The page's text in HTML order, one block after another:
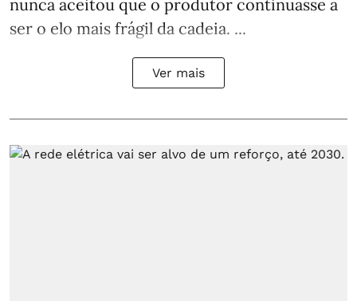
nunca aceitou que o produtor continuasse a
ser o elo mais frágil da cadeia. ...
Ver mais